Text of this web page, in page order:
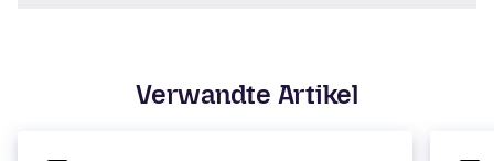
Verwandte Artikel